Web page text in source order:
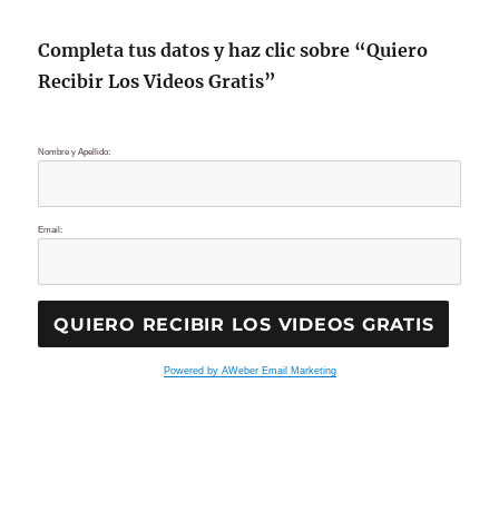
Completa tus datos y haz clic sobre “Quiero
Recibir Los Videos Gratis”
Nombre y Apellido:
Email:
Powered by AWeber Email Marketing